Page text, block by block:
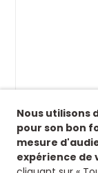
Retrouvez-
Nous utilisons
pour son bon
mesure
expérience de